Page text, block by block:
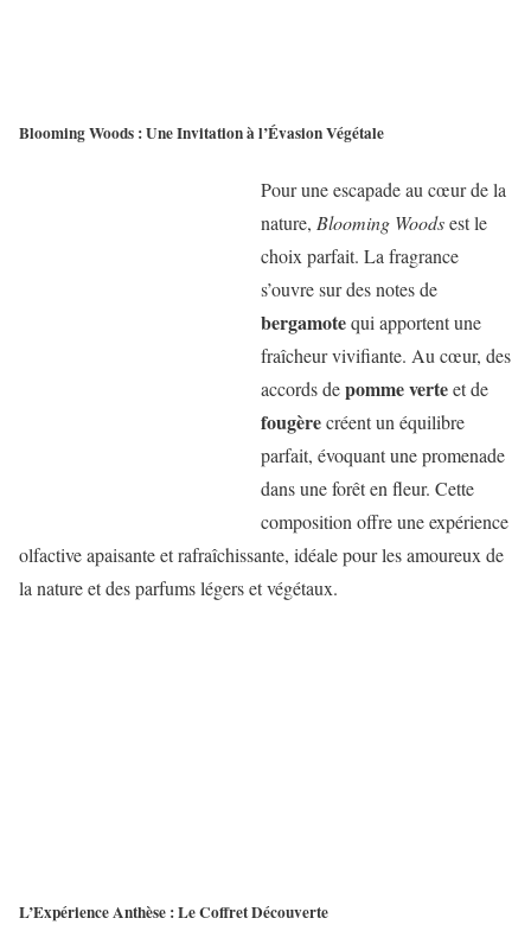
Blooming Woods : Une Invitation à l’Évasion Végétale
Pour une escapade au cœur de la
nature, Blooming Woodsest le
choix parfait. La fragrance
s’ouvre sur des notes de
bergamotequi apportent une
fraîcheur vivifiante. Au cœur, des
accords depomme verteet de
fougèrecréent un équilibre
parfait, évoquant une promenade
dans une forêt en fleur. Cette
composition offre une expérience
olfactive apaisante et rafraîchissante, idéale pour les amoureux de
la nature et des parfums légers et végétaux.
L’Expérience Anthèse : Le Coffret Découverte